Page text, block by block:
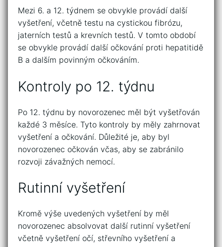
Mezi 6. a 12. týdnem se obvykle provádí další
vyšetření, včetně testu na cystickou fibrózu,
jaterních testů a krevních testů. V tomto období
se obvykle provádí další očkování proti hepatitidě
B a dalším povinným očkováním.
Kontroly po 12. týdnu
Po 12. týdnu by novorozenec měl být vyšetřován
každé 3 měsíce. Tyto kontroly by měly zahrnovat
vyšetření a očkování. Důležité je, aby byl
novorozenec očkován včas, aby se zabránilo
rozvoji závažných nemocí.
Rutinní vyšetření
Kromě výše uvedených vyšetření by měl
novorozenec absolvovat další rutinní vyšetření
včetně vyšetření očí, střevního vyšetření a